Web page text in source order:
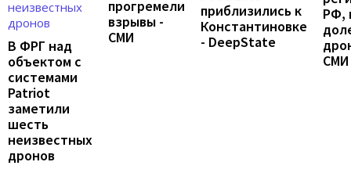
В ФРГ над
объектом с
системами
Patriot
заметили
шесть
неизвестных
дронов
прогремели
взрывы -
СМИ
приблизились к
Константиновке
- DeepState
РФ,
СМИ